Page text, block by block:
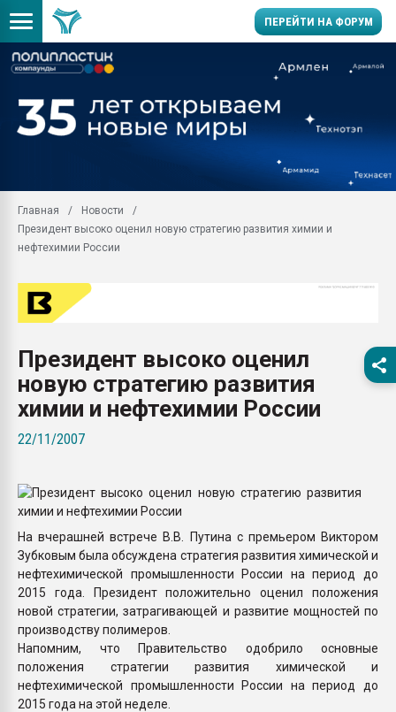
ПЕРЕЙТИ НА ФОРУМ
универсальны, что
умельцы изготовили
Продажа готового
производство SPC
29.07.2026 ФРП помог
Помощь в подборе
Подмосковье, Москва
28.07.2026
первый план в
пластмасс
Главная
Новости
Президент высоко оценил новую стратегию развития химии и
нефтехимии России
Президент высоко оценил
новую стратегию развития
химии и нефтехимии России
22/11/2007
На вчерашней встрече В.В. Путина с премьером Виктором
Зубковым была обсуждена стратегия развития химической и
нефтехимической промышленности России на период до
2015 года. Президент положительно оценил положения
новой стратегии, затрагивающей и развитие мощностей по
производству полимеров.
Напомним, что Правительство одобрило основные
положения стратегии развития химической и
нефтехимической промышленности России на период до
2015 года на этой неделе.